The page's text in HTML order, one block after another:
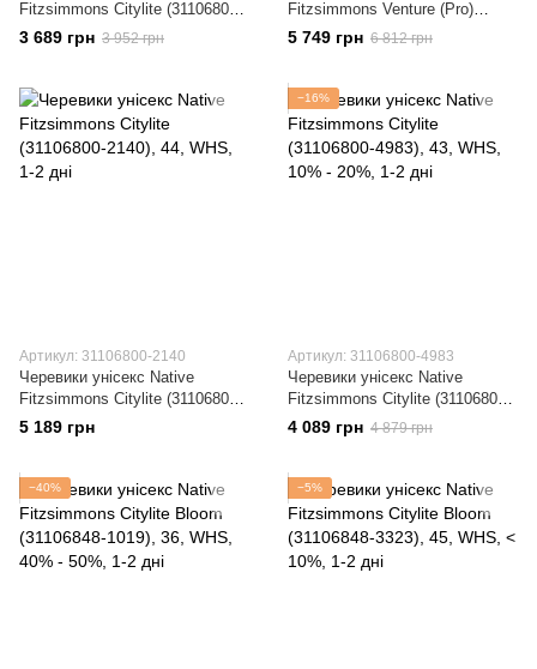
Fitzsimmons Citylite (31106800-
7570)
3 689 грн 3 952 грн
Fitzsimmons Venture (Pro)
Brown (F0000239-2145)
5 749 грн 6 812 грн
Артикул: 31106800-2140
Черевики унісекс Native
Fitzsimmons Citylite (31106800-
2140)
5 189 грн
−16%
Артикул: 31106800-4983
Черевики унісекс Native
Fitzsimmons Citylite (31106800-
4983)
4 089 грн 4 879 грн
−40% −5%